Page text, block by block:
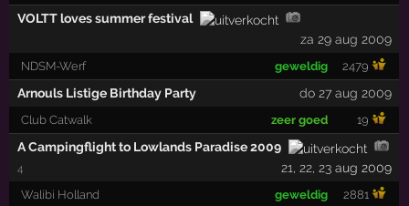
VOLTT loves summer festival
za 29 aug 2009
NDSM-Werf geweldig 2479
Arnouls Listige Birthday Party do 27 aug 2009
Club Catwalk zeer goed 19
A Campingflight to Lowlands Paradise 2009
4 21, 22, 23aug 2009
Walibi Holland geweldig 2881